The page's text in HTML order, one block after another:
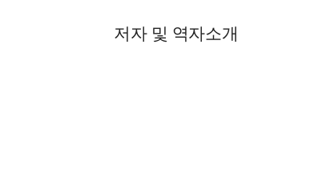
저자 및 역자소개